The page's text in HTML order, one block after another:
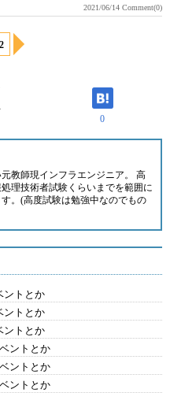
2021/06/14 Comment(0)
2
0
教師現インフラエンジニア。 高
理技術者試験くらいまでを範囲に
。(高度試験は勉強中なのでもの
ントとか
ントとか
ントとか
ントとか
ントとか
ントとか